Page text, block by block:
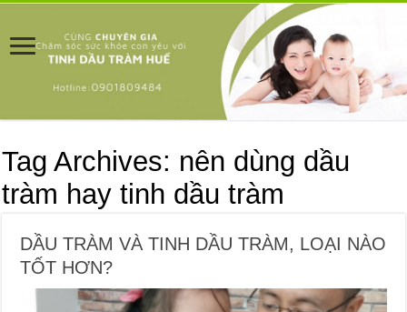
Tag Archives: nên dùng dầu
tràm hay tinh dầu tràm
DẦU TRÀM VÀ TINH DẦU TRÀM, LOẠI NÀO
TỐT HƠN?